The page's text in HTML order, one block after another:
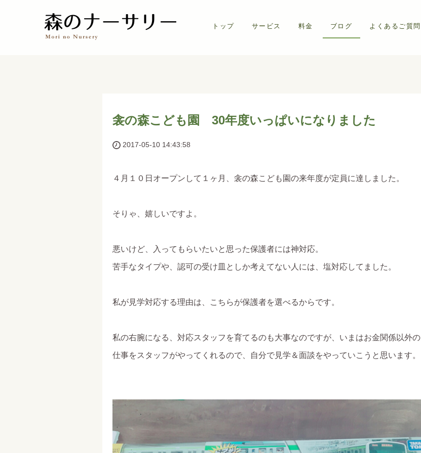
トップ サービス 料金 ブログ よくあるご質問
衾の森こども園 30年度いっぱいになりました
2017-05-10 14:43:58
４月１０日オープンして１ヶ月、衾の森こども園の来年度が定員に達しました。
そりゃ、嬉しいですよ。
悪いけど、入ってもらいたいと思った保護者には神対応。
苦手なタイプや、認可の受け皿としか考えてない人には、塩対応してました。
私が見学対応する理由は、こちらが保護者を選べるからです。
私の右腕になる、対応スタッフを育てるのも大事なのですが、いまはお金関係以外の
仕事をスタッフがやってくれるので、自分で見学＆面談をやっていこうと思います。